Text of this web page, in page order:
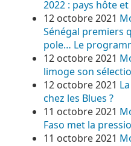
2022 : pays hôte
12 octobre 2021
Sénégal premiers
pole… Le
12 octobre 2021
limoge son
12 octobre 2021
chez les Blues ?
11 octobre 2021
Faso met la
11 octobre 2021